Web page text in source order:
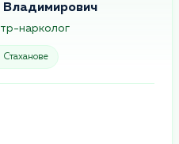
нарколог
Стаханове